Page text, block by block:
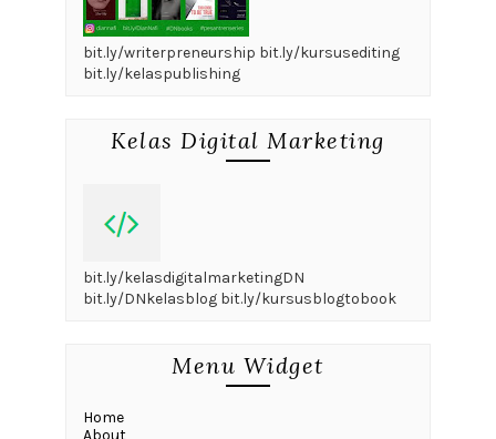
bit.ly/writerpreneurship bit.ly/kursusediting
bit.ly/kelaspublishing
Kelas Digital Marketing
bit.ly/kelasdigitalmarketingDN
bit.ly/DNkelasblog bit.ly/kursusblogtobook
Menu Widget
Home